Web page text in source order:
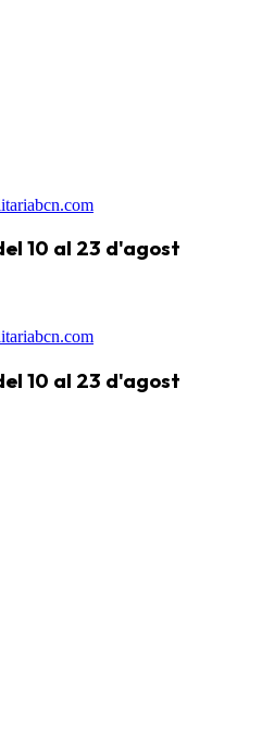
10 al 23 d'agost
10 al 23 d'agost